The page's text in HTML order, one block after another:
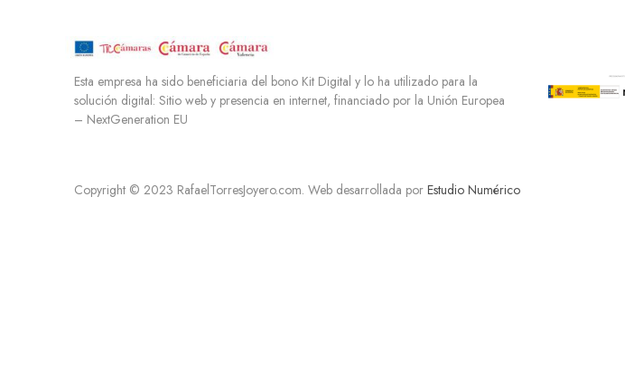
Esta empresa ha sido beneficiaria del bono Kit Digital y lo ha utilizado para la
solución digital: Sitio web y presencia en internet, financiado por la Unión Europea
– NextGeneration EU
Copyright © 2023 RafaelTorresJoyero.com. Web desarrollada por Estudio Numérico